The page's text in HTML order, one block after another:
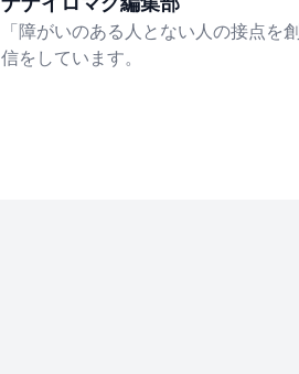
「障がいのある人とない人の接点
信をしています。